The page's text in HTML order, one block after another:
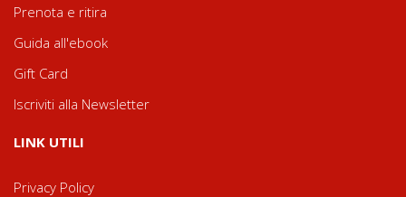
Prenota e ritira
Guida all'ebook
Gift Card
Iscriviti alla Newsletter
LINK UTILI
Privacy Policy